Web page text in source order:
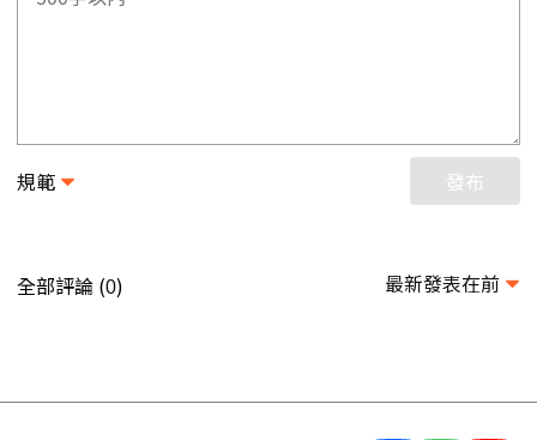
規範 發布
全部評論 (0) 最新發表在前